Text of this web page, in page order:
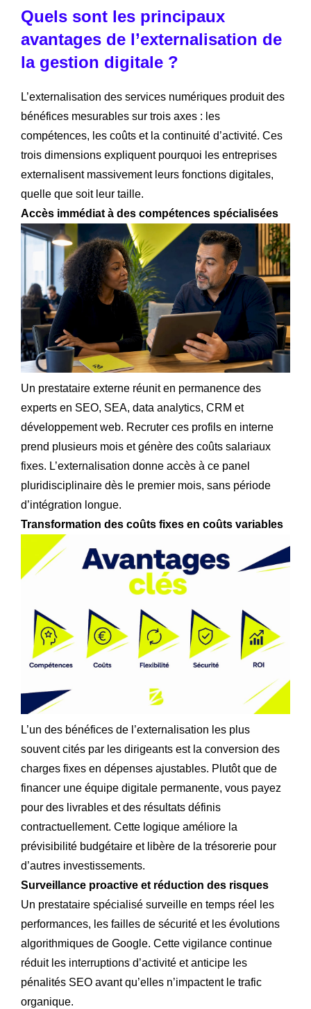
Quels sont les principaux
avantages de l’externalisation de
la gestion digitale ?
L’externalisation des services numériques produit des
bénéfices mesurables sur trois axes : les
compétences, les coûts et la continuité d’activité. Ces
trois dimensions expliquent pourquoi les entreprises
externalisent massivement leurs fonctions digitales,
quelle que soit leur taille.
Accès immédiat à des compétences spécialisées
Un prestataire externe réunit en permanence des
experts en SEO, SEA, data analytics, CRM et
développement web. Recruter ces profils en interne
prend plusieurs mois et génère des coûts salariaux
fixes. L’externalisation donne accès à ce panel
pluridisciplinaire dès le premier mois, sans période
d’intégration longue.
Transformation des coûts fixes en coûts variables
L’un des bénéfices de l’externalisation les plus
souvent cités par les dirigeants est la conversion des
charges fixes en dépenses ajustables. Plutôt que de
financer une équipe digitale permanente, vous payez
pour des livrables et des résultats définis
contractuellement. Cette logique améliore la
prévisibilité budgétaire et libère de la trésorerie pour
d’autres investissements.
Surveillance proactive et réduction des risques
Un prestataire spécialisé surveille en temps réel les
performances, les failles de sécurité et les évolutions
algorithmiques de Google. Cette vigilance continue
réduit les interruptions d’activité et anticipe les
pénalités SEO avant qu’elles n’impactent le trafic
organique.